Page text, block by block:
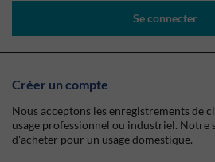
Se connecter
Créer un compte
Nous acceptons les enregistrements de
usage professionnel ou industriel. Notre
d'acheter pour un usage domestique.